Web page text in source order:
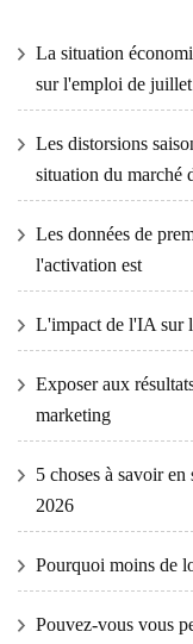
La situation
sur l'emploi de juillet
Les distorsions
situation du marché
Les données de
l'activation est
L'impact de l'IA sur
Exposer aux
marketing
5 choses à savoir
2026
Pourquoi moins de
Pouvez-vous vous